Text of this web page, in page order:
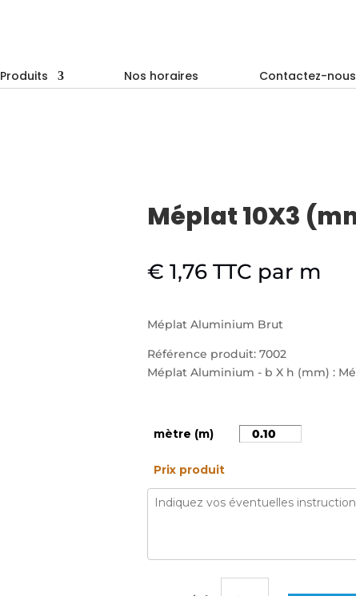
Produits Nos horaires Contactez-nous
Méplat 10X3
€ 1,76 TTC par m
Méplat Aluminium Brut
Référence produit: 7002
Méplat Aluminium - b X h (mm) :
mètre (m)
Prix produit